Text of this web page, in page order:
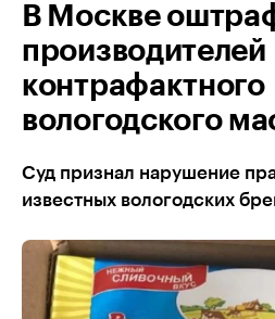
В Москве
производителей
контрафактного
вологодского
Суд признал нарушение
известных вологодских